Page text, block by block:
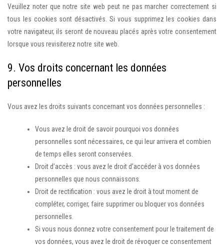
Veuillez noter que notre site web peut ne pas marcher correctement si
tous les cookies sont désactivés. Si vous supprimez les cookies dans
votre navigateur, ils seront de nouveau placés après votre consentement
lorsque vous revisiterez notre site web.
9. Vos droits concernant les données
personnelles
Vous avez les droits suivants concernant vos données personnelles :
Vous avez le droit de savoir pourquoi vos données
personnelles sont nécessaires, ce qui leur arrivera et combien
de temps elles seront conservées.
Droit d’accès : vous avez le droit d’accéder à vos données
personnelles que nous connaissons.
Droit de rectification : vous avez le droit à tout moment de
compléter, corriger, faire supprimer ou bloquer vos données
personnelles.
Si vous nous donnez votre consentement pour le traitement de
vos données, vous avez le droit de révoquer ce consentement